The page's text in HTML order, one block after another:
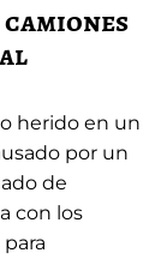
herido en un
por un
de
con los